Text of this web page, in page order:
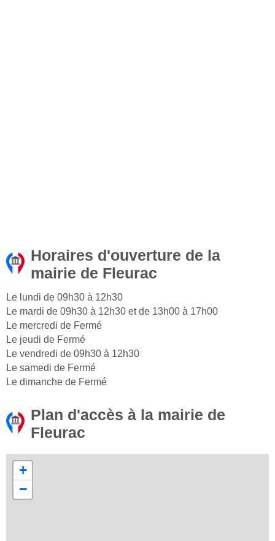
Horaires d'ouverture de la
mairie de Fleurac
Le lundi de 09h30 à 12h30
Le mardi de 09h30 à 12h30 et de 13h00 à 17h00
Le mercredi de Fermé
Le jeudi de Fermé
Le vendredi de 09h30 à 12h30
Le samedi de Fermé
Le dimanche de Fermé
Plan d'accès à la mairie de
Fleurac
+
−